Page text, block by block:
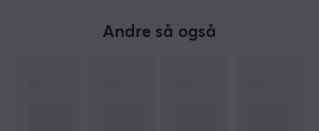
- Produsenten som streber etter
Andre så også